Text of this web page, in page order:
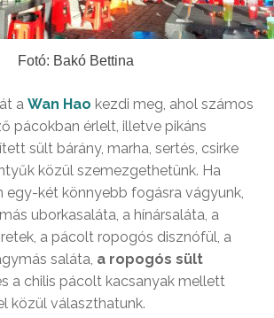
Fotó: Bakó Bettina
a Wan Hao kezdi meg, ahol számos
pácokban érlelt, illetve pikáns
sült bárány, marha, sertés, csirke
közül szemezgethetünk. Ha
egy-két könnyebb fogásra vágyunk,
uborkasaláta, a hínársaláta, a
a pácolt ropogós disznófül, a
saláta, a ropogós sült
a chilis pácolt kacsanyak mellett
közül választhatunk.